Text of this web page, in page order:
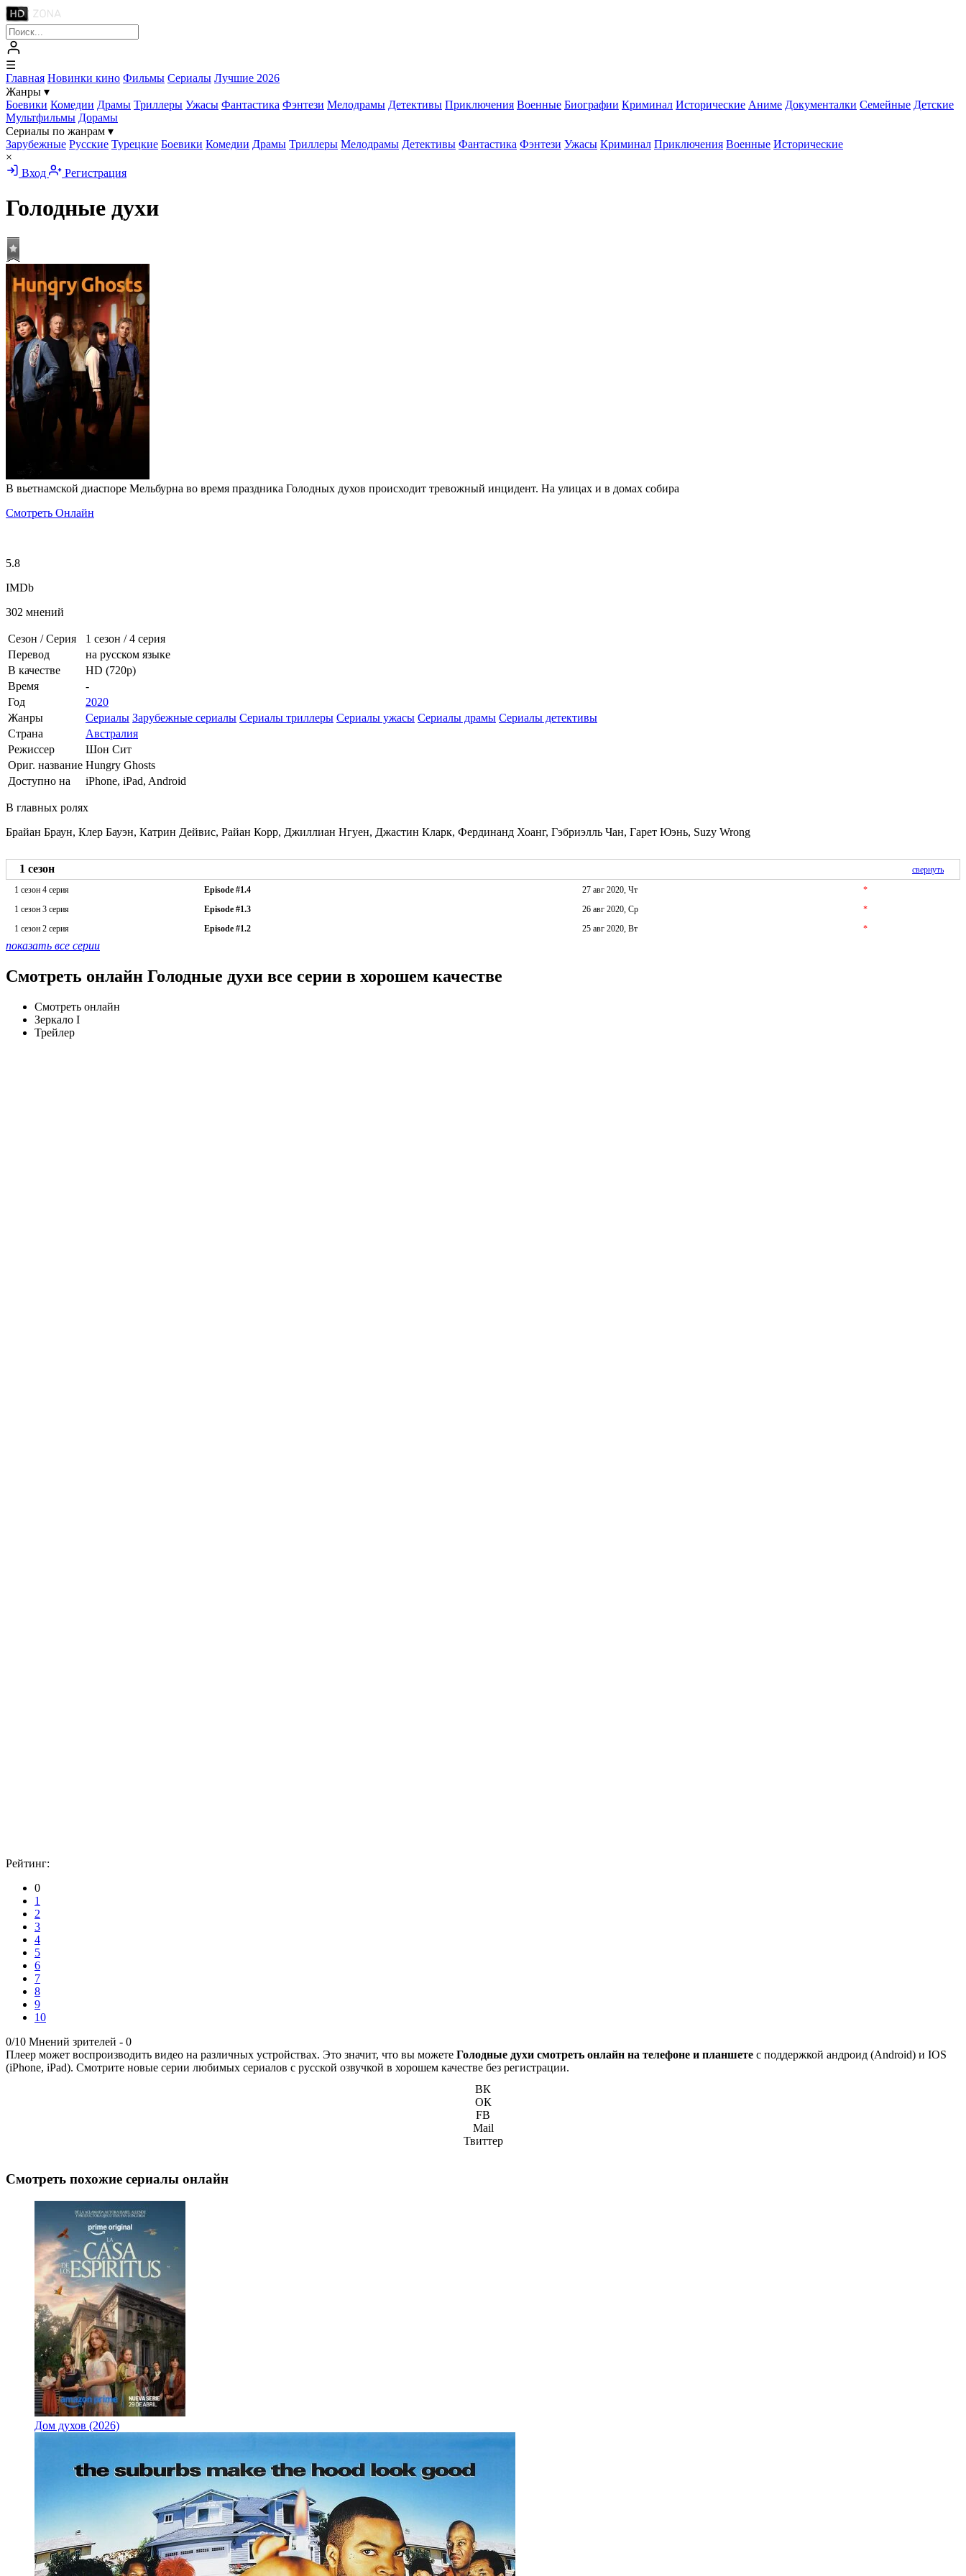
☰
Главная Новинки кино Фильмы Сериалы Лучшие 2026
Жанры ▾
Боевики Комедии Драмы Триллеры Ужасы Фантастика Фэнтези Мелодрамы Детективы Приключения Военные Биографии Криминал Исторические Аниме Документалки Семейные Детские
Мультфильмы Дорамы
Сериалы по жанрам ▾
Зарубежные Русские Турецкие Боевики Комедии Драмы Триллеры Мелодрамы Детективы Фантастика Фэнтези Ужасы Криминал Приключения Военные Исторические
×
Вход
Регистрация
Голодные духи
В вьетнамской диаспоре Мельбурна во время праздника Голодных духов происходит тревожный инцидент. На улицах и в домах собира
Смотреть Онлайн
5.8
IMDb
302 мнений
Сезон / Серия 1 сезон /4 серия
Перевод
на русском языке
В качестве
HD (720p)
Время
-
Год
2020
Жанры
Сериалы Зарубежные сериалы Сериалы триллеры Сериалы ужасы Сериалы драмы Сериалы детективы
Страна
Австралия
Режиссер
Шон Сит
Ориг. название Hungry Ghosts
Доступно на
iPhone, iPad, Android
В главных ролях
Брайан Браун, Клер Бауэн, Катрин Дейвис, Райан Корр, Джиллиан Нгуен, Джастин Кларк, Фердинанд Хоанг, Гэбриэлль Чан, Гарет Юэнь, Suzy Wrong
1 сезон
свернуть
1 сезон 4 серия
Episode #1.4 27 авг 2020, Чт
*
1 сезон 3 серия
Episode #1.3 26 авг 2020, Ср
*
1 сезон 2 серия
Episode #1.2 25 авг 2020, Вт *
показать все серии
Смотреть онлайн Голодные духи все серии в хорошем качестве
Смотреть онлайн
Зеркало I
Трейлер
Рейтинг:
0
1
2
3
4
5
6
7
8
9
10
0/10 Мнений зрителей - 0
Плеер может воспроизводить видео на различных устройствах. Это значит, что вы можете Голодные духи смотреть онлайн на телефоне и планшете с поддержкой андроид (Android) и IOS
(iPhone, iPad). Смотрите новые серии любимых сериалов с русской озвучкой в хорошем качестве без регистрации.
ВК
ОК
FB
Mail
Твиттер
Смотреть похожие сериалы онлайн
Дом духов (2026)